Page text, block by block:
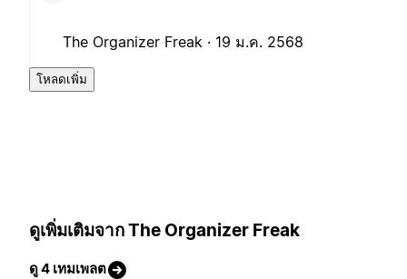
The Organizer Freak · 19 ม.ค. 2568
โหลดเพิ่ม
ดูเพิ่มเติมจาก The Organizer Freak
ดู 4 เทมเพลต